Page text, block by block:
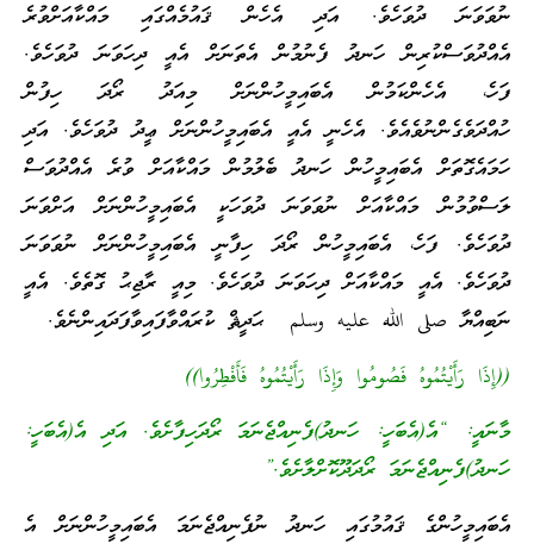
ނުވަވަނަ ދުވަހެވެ. އަދި އެހެން ޤައުމެއްގައި މައްކާއަށްވުރެ
އެއްދުވަސްކުރިން ހަނދު ފެނުމުން އެތަނަށް އެއީ ދިހަވަނަ ދުވަހެވެ.
ފަހެ، އެހެންކަމުން އެބައިމީހުންނަށް މިއަދު ރޯދަ ހިފުން
ހުއްދަވެގެންނުވެއެވެ. އެހެނީ އެއީ އެބައިމީހުންނަށް ޢީދު ދުވަހެވެ. އަދި
ހަމައެގޮތަށް އެބައިމީހުން ހަނދު ބެލުމުން މައްކާއަށް ވުރެ އެއްދުވަސް
ލަސްވުމުން މައްކާއަށް ނުވަވަނަ ދުވަހަކީ އެބައިމީހުންނަށް އަށްވަނަ
ދުވަހެވެ. ފަހެ، އެބައިމީހުން ރޯދަ ހިފާނީ އެބައިމީހުންނަށް ނުވަވަނަ
ދުވަހެވެ. އެއީ މައްކާއަށް ދިހަވަނަ ދުވަހެވެ. މިއީ ރާޖިޙު ގޮތެވެ. އެއީ
ނަބިއްޔާ صلى الله عليه وسلم ޙަދީޘް ކުރައްވާފައިވާފަދައިންނެވެ.
((إِذَا رَأَيْتُمُوهُ فَصُومُوا وَإِذَا رَأَيْتُمُوهُ فَأَفْطِرُوا))
މާނައީ: “އެ(އެބަހީ: ހަނދު)ފެނިއްޖެނަމަ ރޯދަހިފާށެވެ. އަދި އެ(އެބަހީ:
ހަނދު)ފެނިއްޖެނަމަ ރޯދަދޫކޮށްލާށެވެ.”
އެބައިމީހުންގެ ޤައުމުގައި ހަނދު ނުފެނިއްޖެނަމަ އެބައިމީހުންނަށް އެ